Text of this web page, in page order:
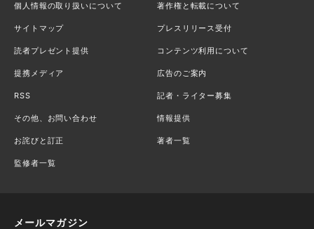
個人情報の取り扱いについて 著作権と転載について
サイトマップ プレスリリース受付
読者プレゼント提供 コンテンツ利用について
提携メディア 広告のご案内
RSS 記者・ライター募集
その他、お問い合わせ 情報提供
お詫びと訂正 著者一覧
監修者一覧
メールマガジン